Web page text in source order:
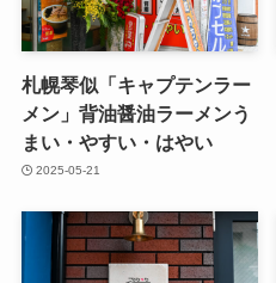
札幌琴似「キャプテンラー
メン」背油醤油ラーメンう
まい・やすい・はやい
2025-05-21